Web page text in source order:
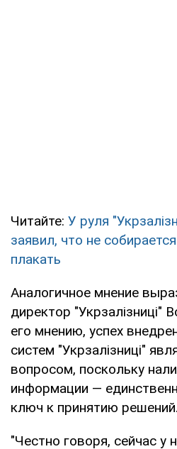
Читайте: У руля
заявил, что не
плакать
Аналогичное мнение
директор "Укрзалізниці"
его мнению, успех
систем "Укрзалізниці"
вопросом, поскольку
информации —
ключ к принятию решений.
"Честно говоря, сейчас у